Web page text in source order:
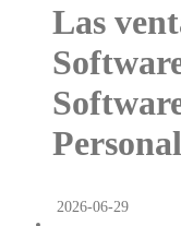
Las
Personal
2026-06-29